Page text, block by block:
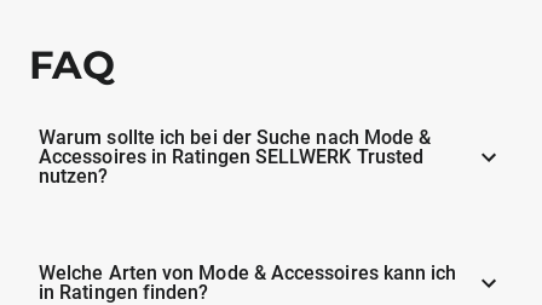
FAQ
Warum sollte ich bei der Suche nach Mode &
Accessoires in Ratingen SELLWERK Trusted
nutzen?
Welche Arten von Mode & Accessoires kann ich
in Ratingen finden?